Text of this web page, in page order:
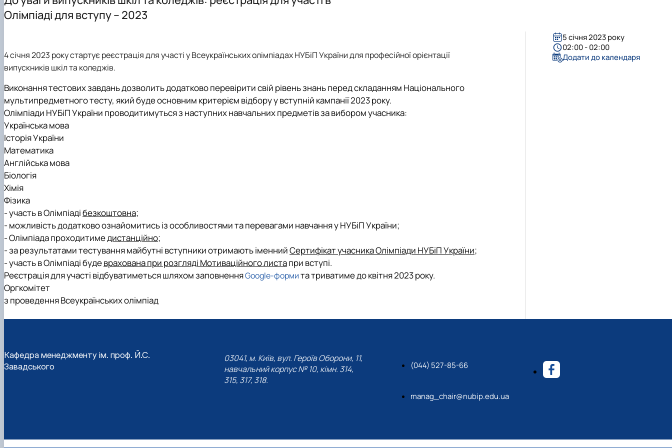
Наукова школа О.Д. Гудзинського «Управління соціально-економічними системами»
Здобутки кафедри менеджменту ім. проф. Й.С. Завадського
Положення про кафедру
Підготовка аспірантів
Навчально-методичні видання
Наукові видання
Скринька довіри
Правила поведінки в умовах воєнного стану в НУБіП України
Олімпіаді для вступу – 2023
4 січня 2023 рокустартує реєстрація для участі уВсеукраїнських олімпіадах НУБіП Українидля професійної орієнтації
випускників шкіл та коледжів.
Виконання тестових завдань дозволить додатково перевірити свій рівень знань перед складанням Національного
мультипредметного тесту, який буде основним критерієм відбору у вступній кампанії 2023 року.
Олімпіади НУБіП України проводитимуться з наступних навчальних предметів за вибором учасника:
Українська мова
Історія України
Математика
Англійська мова
Біологія
Хімія
Фізика
-участь в Олімпіадібезкоштовна;
-можливість додатково ознайомитись із особливостями та перевагами навчання у НУБіП України;
-Олімпіада проходитимедистанційно;
-за результатами тестування майбутні вступники отримають іменнийСертифікат учасника Олімпіади НУБіП України;
-участь в Олімпіаді будеврахована при розгляді Мотиваційного листапри вступі.
Реєстрація для участі відбуватиметься шляхом заповненняGoogle-формита триватиме до квітня 2023 року.
Оргкомітет
з проведення Всеукраїнських олімпіад
5 січня 2023 року
02:00 - 02:00
Додати до календаря
Кафедра менеджменту ім. проф. Й.С.
Завадського
03041, м. Київ, вул. Героїв Оборони, 11,
навчальний корпус № 10, кімн. 314,
315, 317, 318.
(044) 527-85-66
manag_chair@nubip.edu.ua